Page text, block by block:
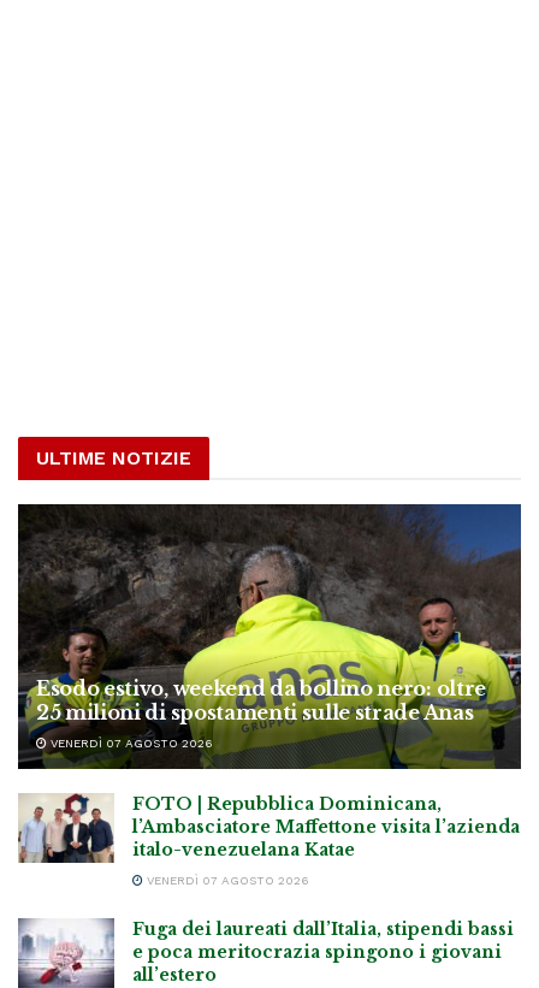
ULTIME NOTIZIE
Esodo estivo, weekend da bollino nero: oltre
25 milioni di spostamenti sulle strade Anas
VENERDÌ 07 AGOSTO 2026
FOTO | Repubblica Dominicana,
l’Ambasciatore Maffettone visita l’azienda
italo-venezuelana Katae
VENERDÌ 07 AGOSTO 2026
Fuga dei laureati dall’Italia, stipendi bassi
e poca meritocrazia spingono i giovani
all’estero